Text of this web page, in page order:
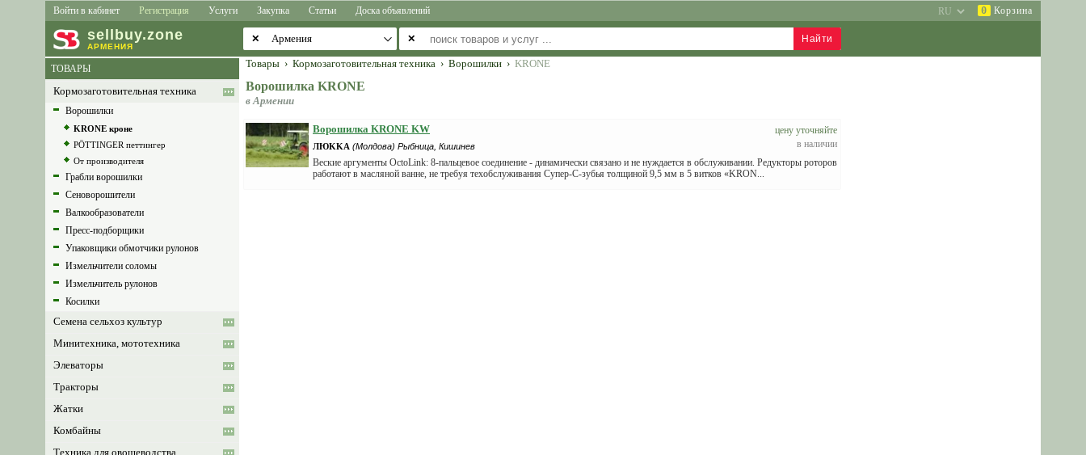
Войти в кабинет Регистрация Услуги Закупка Статьи Доска объявлений 0 Корзина
sell buy.zone
АРМЕНИЯ
✕ ✕
ТОВАРЫ
Кормозаготовительная техника
Ворошилки
KRONE кроне
PÖTTINGER петтингер
От производителя
Грабли ворошилки
Сеноворошители
Валкообразователи
Пресс-подборщики
Упаковщики обмотчики рулонов
Измельчители соломы
Измельчитель рулонов
Косилки
Семена сельхоз культур
Минитехника, мототехника
Элеваторы
Тракторы
Жатки
Комбайны
Техника для овощеводства
Товары › Кормозаготовительная техника › Ворошилки › KRONE
Ворошилка KRONE
в Армении
цену уточняйте
в наличии
Ворошилка KRONE KW
ЛЮKKА (Молдова) Рыбница, Кишинев
Веские аргументы OctoLink: 8-пальцевое соединение - динамически связано и не нуждается в обслуживании. Редукторы роторов
работают в масляной ванне, не требуя техобслуживания Супер-С-зубья толщиной 9,5 мм в 5 витков «KRON...